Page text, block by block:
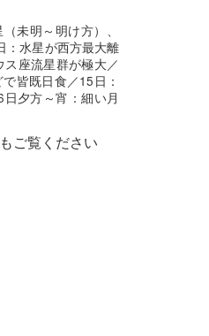
未明～明け方）、
：水星が西方最大離
座流星群が極大／
皆既日食／15日：
夕方～宵：細い月
もご覧ください